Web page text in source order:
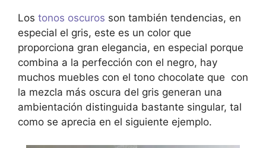
Los tonos oscuros son también tendencias, en
especial el gris, este es un color que
proporciona gran elegancia, en especial porque
combina a la perfección con el negro, hay
muchos muebles con el tono chocolate que con
la mezcla más oscura del gris generan una
ambientación distinguida bastante singular, tal
como se aprecia en el siguiente ejemplo.